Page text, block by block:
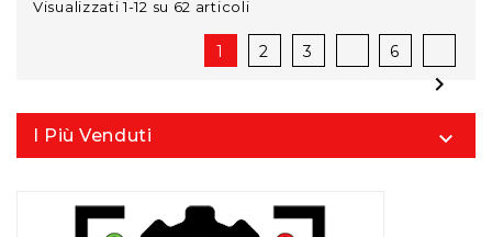
Visualizzati 1-12 su 62 articoli
1 2 3 6

I Più Venduti 